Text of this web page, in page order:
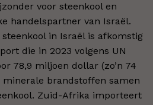
voor steenkool en
handelspartner van Israël.
in Israël is afkomstig
die in 2023 volgens UN
78,9 miljoen dollar (zo’n 74
brandstoffen samen
Zuid-Afrika importeert